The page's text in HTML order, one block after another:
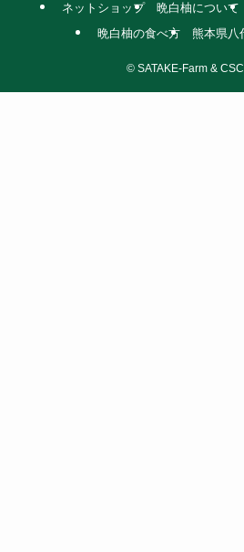
ネットショップ 晩白柚について
晩白柚の食べ方
熊本県八
©SATAKE-Farm &